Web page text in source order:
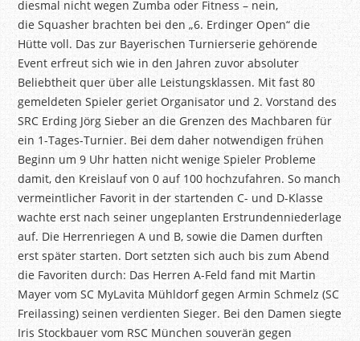
diesmal nicht wegen Zumba oder Fitness – nein,
dieSquasher brachten bei den „6. Erdinger Open“ die
Hütte voll. Das zur Bayerischen Turnierserie gehörende
Event erfreut sich wie in den Jahren zuvor absoluter
Beliebtheit quer über alle Leistungsklassen. Mit fast 80
gemeldeten Spieler geriet Organisator und 2. Vorstand des
SRC Erding Jörg Sieber an die Grenzen des Machbaren für
ein 1-Tages-Turnier. Bei dem daher notwendigen frühen
Beginn um 9 Uhr hatten nicht wenige Spieler Probleme
damit, den Kreislauf von 0 auf 100 hochzufahren. So manch
vermeintlicher Favorit in der startenden C- und D-Klasse
wachte erst nach seiner ungeplanten Erstrundenniederlage
auf. Die Herrenriegen A und B, sowie die Damen durften
erst später starten. Dort setzten sich auch bis zum Abend
die Favoriten durch: Das Herren A-Feld fand mit Martin
Mayer vom SC MyLavita Mühldorf gegen Armin Schmelz (SC
Freilassing) seinen verdienten Sieger. Bei den Damen siegte
Iris Stockbauer vom RSC München souverän gegen